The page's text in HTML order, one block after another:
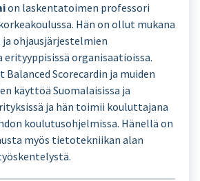
on laskentatoimen professori
Hän on ollut mukana
ja ohjausjärjestelmien
erityyppisissä organisaatioissa.
Scorecardin ja muiden
käyttöä Suomalaisissa ja
ja hän toimii kouluttajana
koulutusohjelmissa. Hänellä on
myös tietotekniikan alan